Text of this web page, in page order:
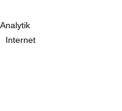
Analytik
Internet